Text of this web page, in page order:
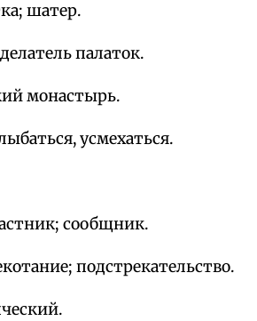
шатер.
палаток.
монастырь.
усмехаться.
сообщник.
подстрекательство.